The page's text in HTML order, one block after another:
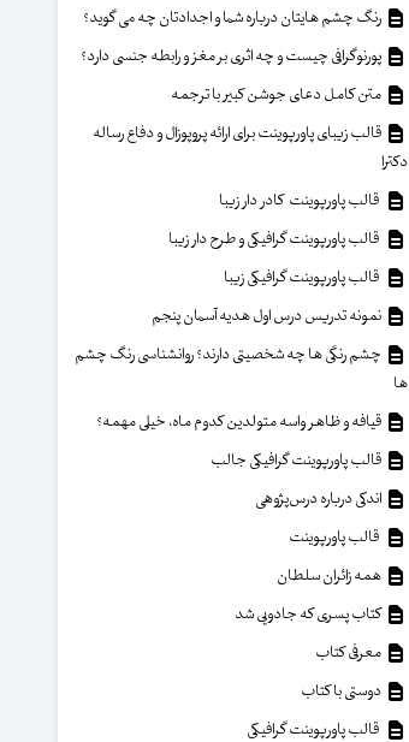
رنگ چشم هایتان درباره شما و اجدادتان چه می گوید؟
پورنوگرافی چیست و چه اثری بر مغز و رابطه جنسی دارد؟
متن کامل دعای جوشن کبیر با ترجمه
قالب زیبای پاورپوینت برای ارائه پروپوزال و دفاع رساله
دکترا
قالب پاورپوینت کادر دار زیبا
قالب پاورپوینت گرافیکی و طرح دار زیبا
قالب پاورپوینت گرافیکی زیبا
نمونه تدریس درس اول هدیه آسمان پنجم
چشم رنگی ها چه شخصیتی دارند؟ روانشناسی رنگ چشم
ها
قیافه و ظاهر واسه متولدین کدوم ماه، خیلی مهمه؟
قالب پاورپوینت گرافیکی جالب
اندکی درباره درس‌پژوهی
قالب پاورپوینت
همه زائران سلطان
کتاب پسری که جادویی شد
معرفی کتاب
دوستی با کتاب
قالب پاورپوینت گرافیکی